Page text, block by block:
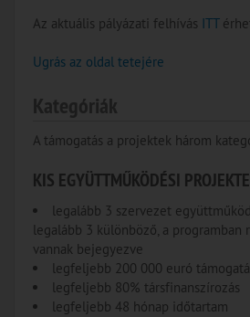
Az aktuális pályázati felhívás ITT
Ugrás az oldal tetejére
Kategóriák
A támogatás a projektek három
KIS EGYÜTTMŰKÖDÉSI
legalább 3 szervezet
legalább 3 különböző, a programban
vannak bejegyezve
legfeljebb 200 000 euró
legfeljebb 80% társfinanszírozás
legfeljebb 48 hónap időtartam